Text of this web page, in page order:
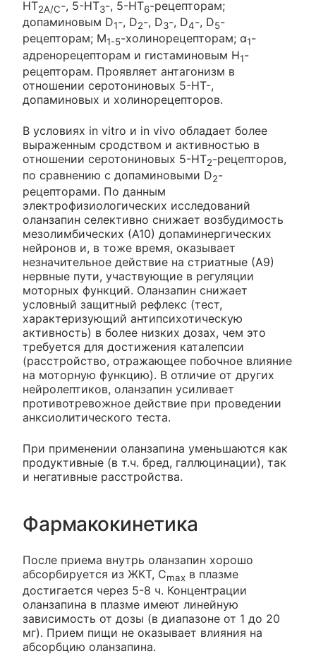
НТ2A/C-, 5-НТ3-, 5-НТ6-рецепторам;
допаминовым D1-, D2-, D3-, D4-, D5-
рецепторам; M1-5-холинорецепторам; α1-
адренорецепторам и гистаминовым H1-
рецепторам. Проявляет антагонизм в
отношении серотониновых 5-НТ-,
допаминовых и холинорецепторов.
В условиях in vitro и in vivo обладает более
выраженным сродством и активностью в
отношении серотониновых 5-НТ2-рецепторов,
по сравнению с допаминовыми D2-
рецепторами. По данным
электрофизиологических исследований
оланзапин селективно снижает возбудимость
мезолимбических (А10) допаминергических
нейронов и, в тоже время, оказывает
незначительное действие на стриатные (А9)
нервные пути, участвующие в регуляции
моторных функций. Оланзапин снижает
условный защитный рефлекс (тест,
характеризующий антипсихотическую
активность) в более низких дозах, чем это
требуется для достижения каталепсии
(расстройство, отражающее побочное влияние
на моторную функцию). В отличие от других
нейролептиков, оланзапин усиливает
противотревожное действие при проведении
анксиолитического теста.
При применении оланзапина уменьшаются как
продуктивные (в т.ч. бред, галлюцинации), так
и негативные расстройства.
Фармакокинетика
После приема внутрь оланзапин хорошо
абсорбируется из ЖКТ, Cmax в плазме
достигается через 5-8 ч. Концентрации
оланзапина в плазме имеют линейную
зависимость от дозы (в диапазоне от 1 до 20
мг). Прием пищи не оказывает влияния на
абсорбцию оланзапина.